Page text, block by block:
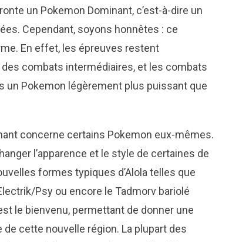
un Pokemon Dominant, c’est-à-dire un
Cependant, soyons honnêtes : ce
En effet, les épreuves restent
combats intermédiaires, et les combats
un Pokemon légèrement plus puissant que
concerne certains Pokemon eux-mêmes.
l’apparence et le style de certaines de
formes typiques d’Alola telles que
Psy ou encore le Tadmorv bariolé
le bienvenu, permettant de donner une
cette nouvelle région. La plupart des